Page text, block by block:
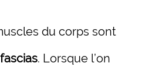
du corps sont
fascias. Lorsque l’on